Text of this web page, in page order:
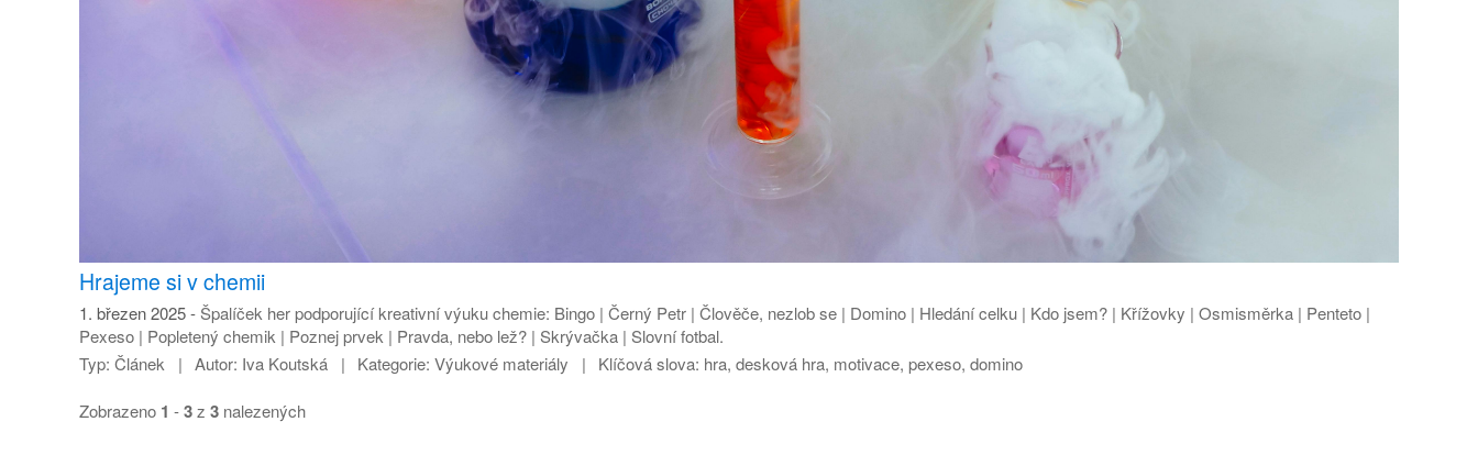
Hrajeme si v chemii
1. březen 2025
Špalíček her podporující kreativní výuku chemie: Bingo | Černý Petr | Člověče, nezlob se | Domino | Hledání celku | Kdo jsem? | Křížovky | Osmisměrka | Penteto |
Pexeso | Popletený chemik | Poznej prvek | Pravda, nebo lež? | Skrývačka | Slovní fotbal.
Typ: Článek Autor: Iva Koutská Kategorie: Výukové materiály Klíčová slova: hra, desková hra, motivace, pexeso, domino
Zobrazeno 1 -3z 3 nalezených